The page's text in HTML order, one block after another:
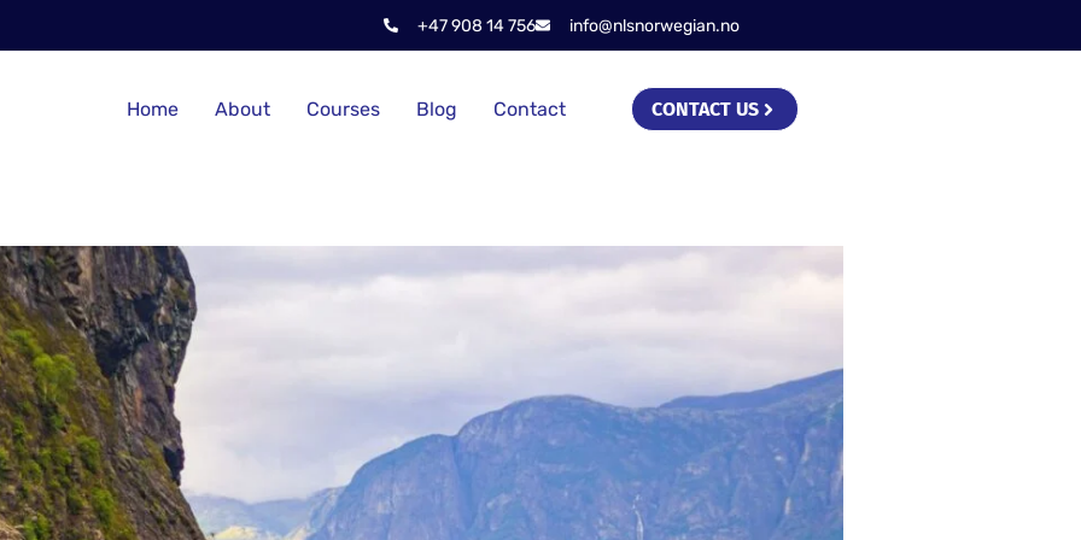
+47 908 14 756 info@nlsnorwegian.no
Home About Courses Blog Contact CONTACT US